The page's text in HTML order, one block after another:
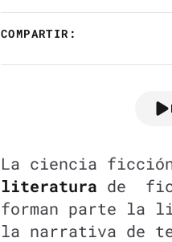
COMPARTIR:
La ciencia
literatura de
forman parte la
la narrativa de